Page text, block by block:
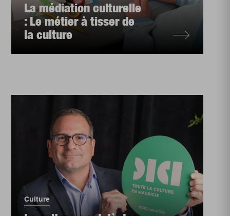
La médiation culturelle
: Le métier à tisser de
la culture
Culture